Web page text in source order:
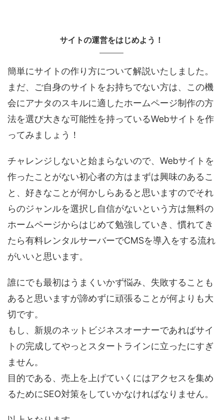
サイトの運営をはじめよう！
簡単にサイトの作り方について解説いたしました。
まだ、ご自身のサイトをお持ちでない方は、この機
会にアナタのスキルに適したホームページ制作の方
法を選び大きな可能性を持っているWebサイトを作
ってみましょう！
チャレンジしないと始まらないので、Webサイトを
作ったことがない初心者の方はまずは興味のあるこ
と、好きなことが何かしらあると思いますのでそれ
らのジャンルを選択し自信がないという方は無料の
ホームページからはじめて勉強していき、慣れてき
たら有料レンタルサーバーでCMSを導入をする流れ
がいいと思います。
誰にでも最初はうまくいかず悩み、失敗することも
あると思いますが諦めずに頑張ることが何よりも大
切です。
もし、新規のネットビジネスオーナーであればサイ
トの完成してやっとスタートラインに立ったにすぎ
ません。
目的である、売上を上げていくにはアクセスを集め
るためにSEO対策をしていかなければなりません。